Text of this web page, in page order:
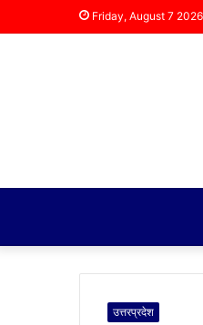
Friday, August 7 2026
उत्तरप्रदेश